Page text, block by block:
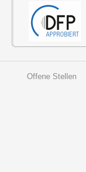
Offene Stellen